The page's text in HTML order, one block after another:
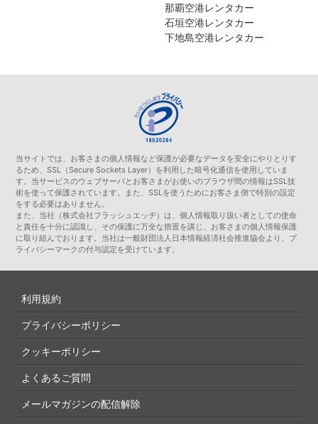
那覇空港レンタカー
石垣空港レンタカー
下地島空港レンタカー
当サイトでは、お客さまの個人情報など保護が必要なデータを安全にやりとりす
るため、SSL（Secure Sockets Layer）を利用した暗号化通信を使用していま
す。当サービスのウェブサーバとお客さまがお使いのブラウザ間の情報はSSL技
術を使って保護されています。また、SSLを使うためにお客さま側で特別の設定
をする必要はありません。
また、当社（株式会社フラッシュエッヂ）は、個人情報取り扱い者としての使命
と責任を十分に認識し、その保護に万全な措置を講じ、お客さまの個人情報保護
に取り組んでおります。当社は一般財団法人日本情報経済社会推進協会より、プ
ライバシーマークの付与認定を受けています。
利用規約
プライバシーポリシー
クッキーポリシー
よくあるご質問
メールマガジンの配信解除